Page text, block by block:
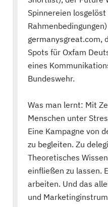
Spinnereien
germanysgreat.com,
Spots für Oxfam
eines
Bundeswehr.
Was man lernt: Mit
Menschen unter
Eine Kampagne von
zu begleiten. Zu
Theoretisches
einfließen zu lassen.
arbeiten. Und das
und